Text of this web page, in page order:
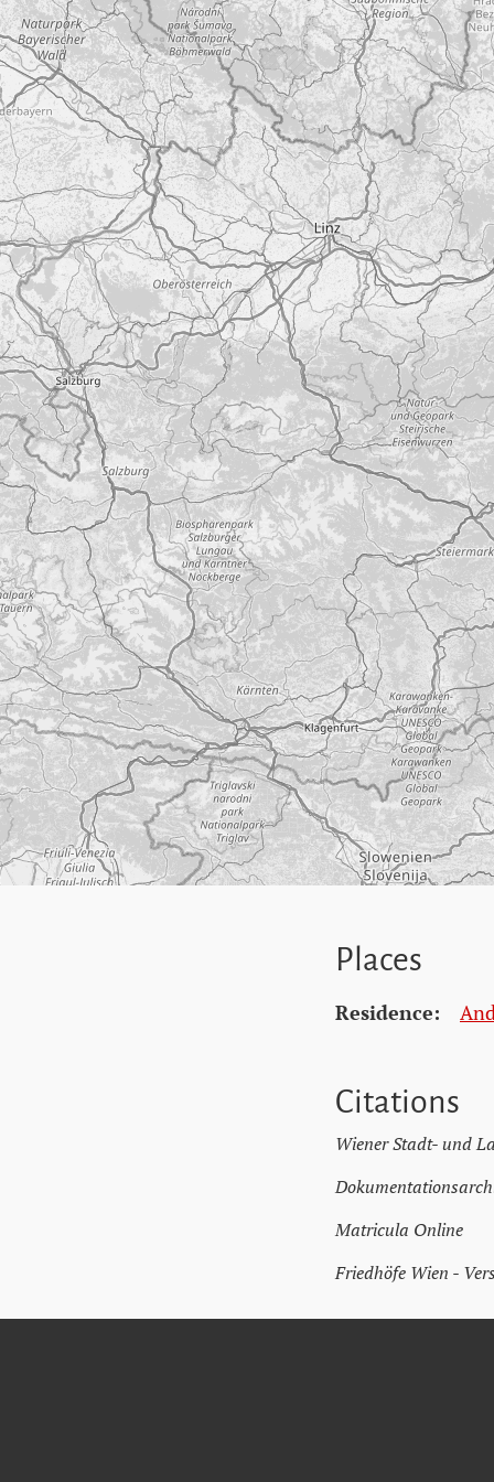
Places
Residence:
Citations
Wiener Stadt- und
Matricula Online
Friedhöfe Wien -